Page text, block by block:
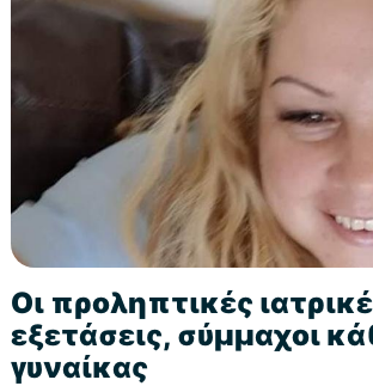
Οι προληπτικές
εξετάσεις, σύμμαχοι
γυναίκας